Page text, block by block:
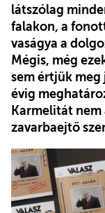
látszólag
falakon, a
vaságya a
Mégis, még
sem értjük
évig
Karmelitát
zavarbaejtő